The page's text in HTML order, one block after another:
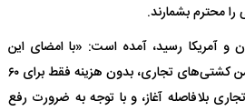
محترم بشمارند.
رؤسای جمهور ایران و آمریکا رسید، آمده است: «با امضای این
یادداشت تفاهم، جمهوری اسلامی ایران ترتیباتی را با حداکثر تلاش خود برای عبور ایمن کشتی‌های تجاری، بدون هزینه فقط برای ۶۰
بلافاصله آغاز، و با توجه به ضرورت رفع